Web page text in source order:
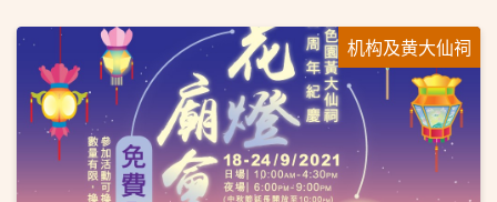
机构及黄大仙祠